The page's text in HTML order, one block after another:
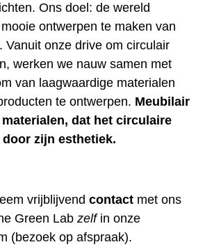
Ons doel: de wereld
ontwerpen te maken van
Vanuit onze drive om circulair
werken we nauw samen met
van laagwaardige materialen
te ontwerpen. Meubilair
dat het circulaire
zijn esthetiek.
vrijblijvend contact met ons
Green Lab zelf in onze
(bezoek op afspraak).